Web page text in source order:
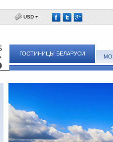
USD
ГОСТИНИЦЫ БЕЛАРУСИ